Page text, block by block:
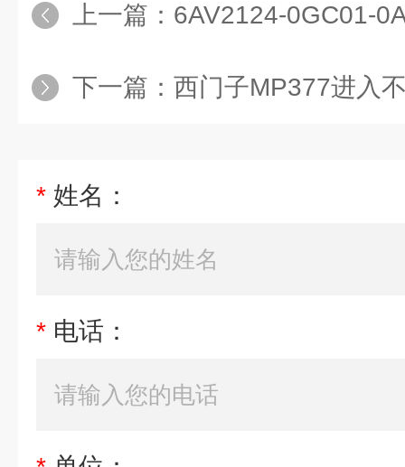
上一篇： 6AV2124-0GC01-
下一篇： 西门子MP377进入
* 姓名：
* 电话：